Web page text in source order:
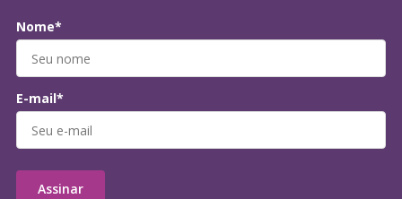
Nome*
E-mail*
Assinar